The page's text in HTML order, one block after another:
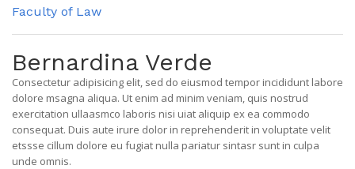
Faculty of Law
Bernardina Verde
Consectetur adipisicing elit, sed do eiusmod tempor incididunt labore
dolore msagna aliqua. Ut enim ad minim veniam, quis nostrud
exercitation ullaasmco laboris nisi uiat aliquip ex ea commodo
consequat. Duis aute irure dolor in reprehenderit in voluptate velit
etssse cillum dolore eu fugiat nulla pariatur sintasr sunt in culpa
unde omnis.